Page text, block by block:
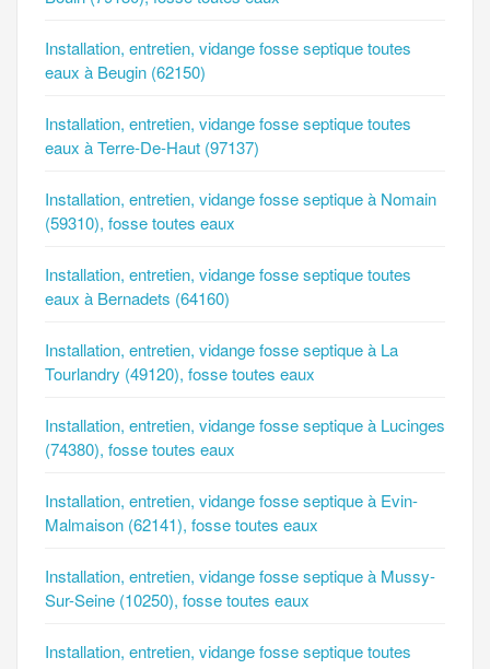
Installation, entretien, vidange fosse septique toutes
eaux à Beugin (62150)
Installation, entretien, vidange fosse septique toutes
eaux à Terre-De-Haut (97137)
Installation, entretien, vidange fosse septique à Nomain
(59310), fosse toutes eaux
Installation, entretien, vidange fosse septique toutes
eaux à Bernadets (64160)
Installation, entretien, vidange fosse septique à La
Tourlandry (49120), fosse toutes eaux
Installation, entretien, vidange fosse septique à Lucinges
(74380), fosse toutes eaux
Installation, entretien, vidange fosse septique à Evin-
Malmaison (62141), fosse toutes eaux
Installation, entretien, vidange fosse septique à Mussy-
Sur-Seine (10250), fosse toutes eaux
Installation, entretien, vidange fosse septique toutes